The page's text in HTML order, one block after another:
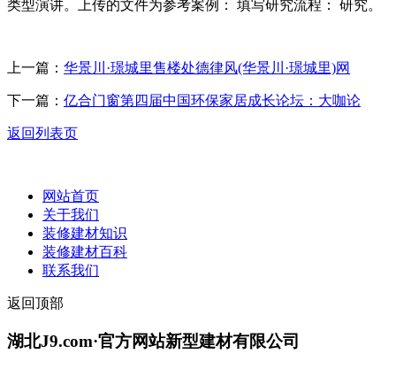
类型演讲。上传的文件为参考案例： 填写研究流程： 研究。
上一篇： 华景川·璟城里售楼处德律风(华景川·璟城里)网
下一篇： 亿合门窗第四届中国环保家居成长论坛：大咖论
返回列表页
网站首页
关于我们
装修建材知识
装修建材百科
联系我们
返回顶部
湖北J9.com·官方网站新型建材有限公司